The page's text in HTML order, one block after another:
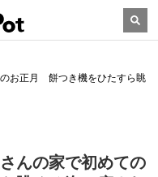
お正月 餅つき機をひたすら眺
んの家で初めての